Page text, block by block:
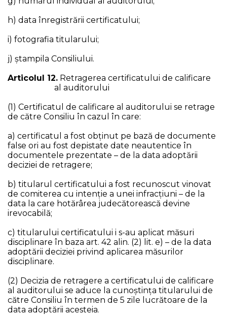
h) data înregistrării certificatului;
i) fotografia titularului;
j) ştampila Consiliului.
Articolul 12. Retragerea certificatului de calificare
al auditorului
(1) Certificatul de calificare al auditorului se retrage
de către Consiliu în cazul în care:
a) certificatul a fost obținut pe bază de documente
false ori au fost depistate date neautentice în
documentele prezentate – de la data adoptării
deciziei de retragere;
b) titularul certificatului a fost recunoscut vinovat
de comiterea cu intenție a unei infracțiuni – de la
data la care hotărârea judecătorească devine
irevocabilă;
c) titularului certificatului i s-au aplicat măsuri
disciplinare în baza art. 42 alin. (2) lit. e) – de la data
adoptării deciziei privind aplicarea măsurilor
disciplinare.
(2) Decizia de retragere a certificatului de calificare
al auditorului se aduce la cunoştinţa titularului de
către Consiliu în termen de 5 zile lucrătoare de la
data adoptării acesteia.